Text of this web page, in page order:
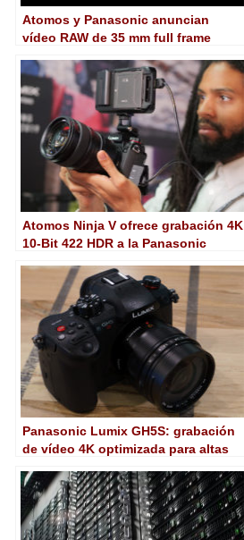
Atomos y Panasonic anuncian
vídeo RAW de 35 mm full frame
hasta el Ninja V
Atomos Ninja V ofrece grabación 4K
10-Bit 422 HDR a la Panasonic
Panasonic Lumix GH5S: grabación
de vídeo 4K optimizada para altas